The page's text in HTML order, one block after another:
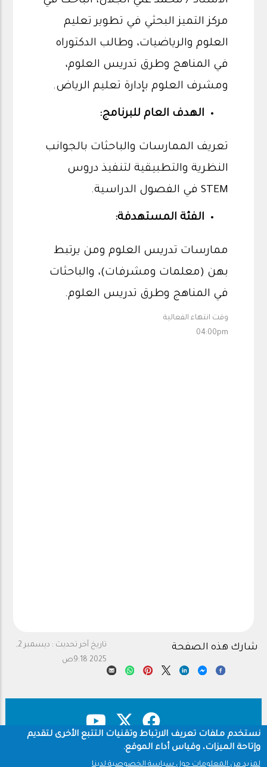
مركز التميز البحثي في تطوير تعليم
العلوم والرياضيات، وطالب الدكتوراه
في المناهج وطرق تدريس العلوم،
ومشرف العلوم بإدارة تعليم الرياض.
الهدف العام للبرنامج:
تعريف الممارسات والباحثات بالجوانب
النظرية والتطبيقية لتنفيذ دروس
STEM في الفصول الدراسية.
الفئة المستهدفة:
ممارسات تدريس العلوم ومن يرتبط
بهن (معلمات ومشرفات)، والباحثات
في المناهج وطرق تدريس العلوم.
وقت انتهاء الفعالية
04:00pm
تاريخ آخر تحديث :
ديسمبر 2,
2025 9:18ص
شارك هذه الصفحة
Footer
نستخدم ملفات تعريف الارتباط وتقنيات التتبع الأخرى لتقديم
وإتاحة الميزات، وقياس أداء الموقع.
لمزيد من المعلومات حول سياسة الخصوصية لدينا